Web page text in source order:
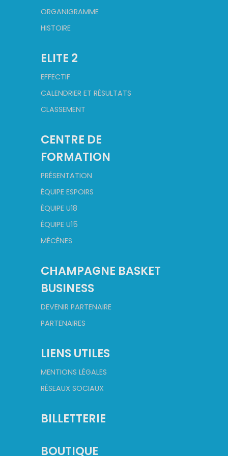
ORGANIGRAMME
HISTOIRE
ELITE 2
EFFECTIF
CALENDRIER ET RÉSULTATS
CLASSEMENT
CENTRE DE
FORMATION
PRÉSENTATION
ÉQUIPE ESPOIRS
ÉQUIPE U18
ÉQUIPE U15
MÉCÈNES
CHAMPAGNE BASKET
BUSINESS
DEVENIR PARTENAIRE
PARTENAIRES
LIENS UTILES
MENTIONS LÉGALES
RÉSEAUX SOCIAUX
BILLETTERIE
BOUTIQUE